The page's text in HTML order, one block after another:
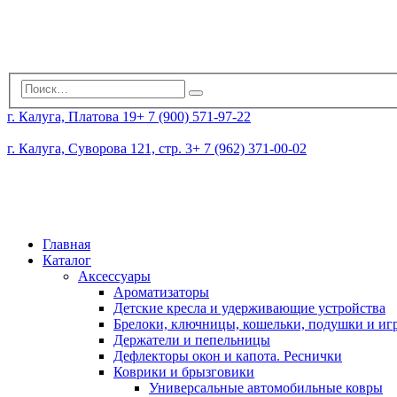
г. Калуга, Платова 19+ 7 (900) 571-97-22
г. Калуга, Суворова 121, стр. 3+ 7 (962) 371-00-02
Главная
Каталог
Аксессуары
Ароматизаторы
Детские кресла и удерживающие устройства
Брелоки, ключницы, кошельки, подушки и
Держатели и пепельницы
Дефлекторы окон и капота. Реснички
Коврики и брызговики
Универсальные автомобильные ковры